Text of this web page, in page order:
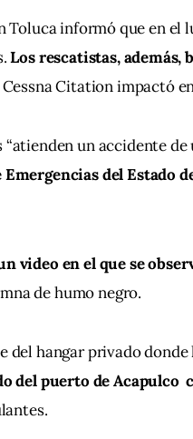
Toluca informó que en
Los rescatistas,
Citation impactó
un accidente de
del Estado
video en el que se
de humo negro.
hangar privado donde
del puerto de Acapulco